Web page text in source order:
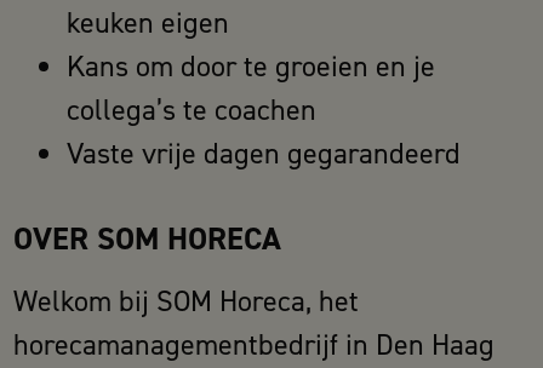
keuken eigen
Kans om door te groeien en je
collega’s te coachen
Vaste vrije dagen gegarandeerd
OVER SOM HORECA
Welkom bij SOM Horeca, het
horecamanagementbedrijf in Den Haag